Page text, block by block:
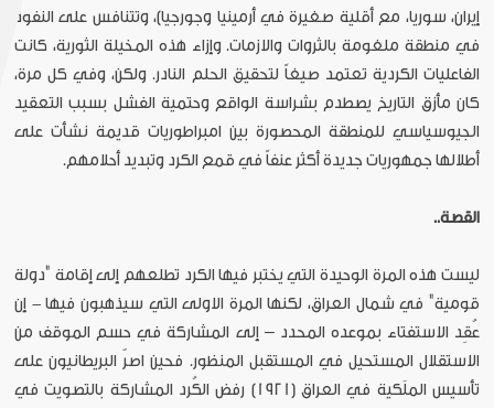
إيران، سوريا، مع أقلية صغيرة في أرمينيا وجورجيا)، وتتنافس على النفوذ
في منطقة ملغومة بالثروات والازمات. وإزاء هذه المخيلة الثورية، كانت
الفاعليات الكردية تعتمد صيغاً لتحقيق الحلم النادر. ولكن، وفي كل مرة،
كان مأزق التاريخ يصطدم بشراسة الواقع وحتمية الفشل بسبب التعقيد
الجيوسياسي للمنطقة المحصورة بين امبراطوريات قديمة نشأت على
أطلالها جمهوريات جديدة أكثر عنفاً في قمع الكرد وتبديد أحلامهم.
القصة..
ليست هذه المرة الوحيدة التي يختبر فيها الكرد تطلعهم إلى إقامة "دولة
قومية" في شمال العراق، لكنها المرة الاولى التي سيذهبون فيها - إن
عُقِد الاستفتاء بموعده المحدد – إلى المشاركة في حسم الموقف من
الاستقلال المستحيل في المستقبل المنظور. فحين اصرّ البريطانيون على
تأسيس الملَكية في العراق (1921) رفض الكُرد المشاركة بالتصويت في